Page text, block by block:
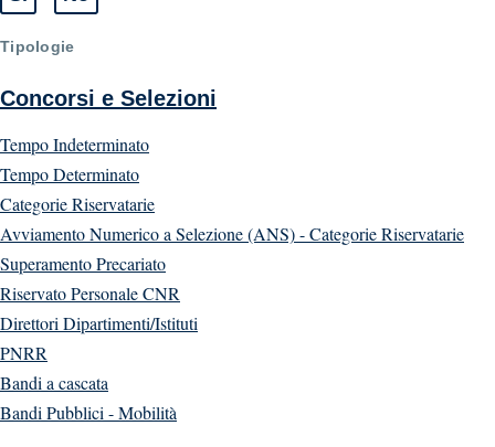
Tipologie
Concorsi e Selezioni
Tempo Indeterminato
Tempo Determinato
Categorie Riservatarie
Avviamento Numerico a Selezione (ANS) - Categorie Riservatarie
Superamento Precariato
Riservato Personale CNR
Direttori Dipartimenti/Istituti
PNRR
Bandi a cascata
Bandi Pubblici - Mobilità